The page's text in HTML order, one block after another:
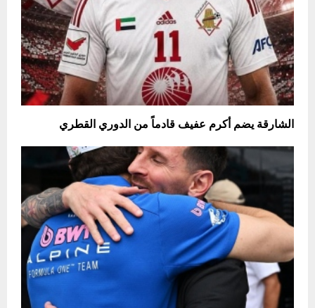
الشارقة يضم أكرم عفيف قادماً من الدوري القطري